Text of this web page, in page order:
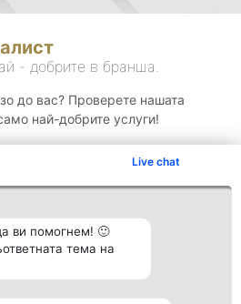
Live chat
ви помогнем! 🙂
тема на
- добрите в бранша.
до вас? Проверете нашата
най-добрите услуги!